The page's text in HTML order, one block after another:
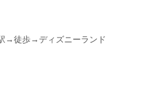
→徒歩→ディズニーランド